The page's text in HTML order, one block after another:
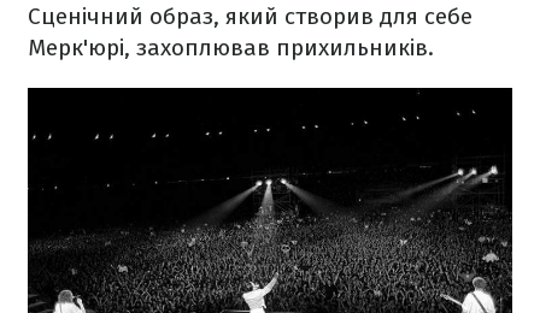
Сценічний образ, який створив для себе
Мерк'юрі, захоплював прихильників.